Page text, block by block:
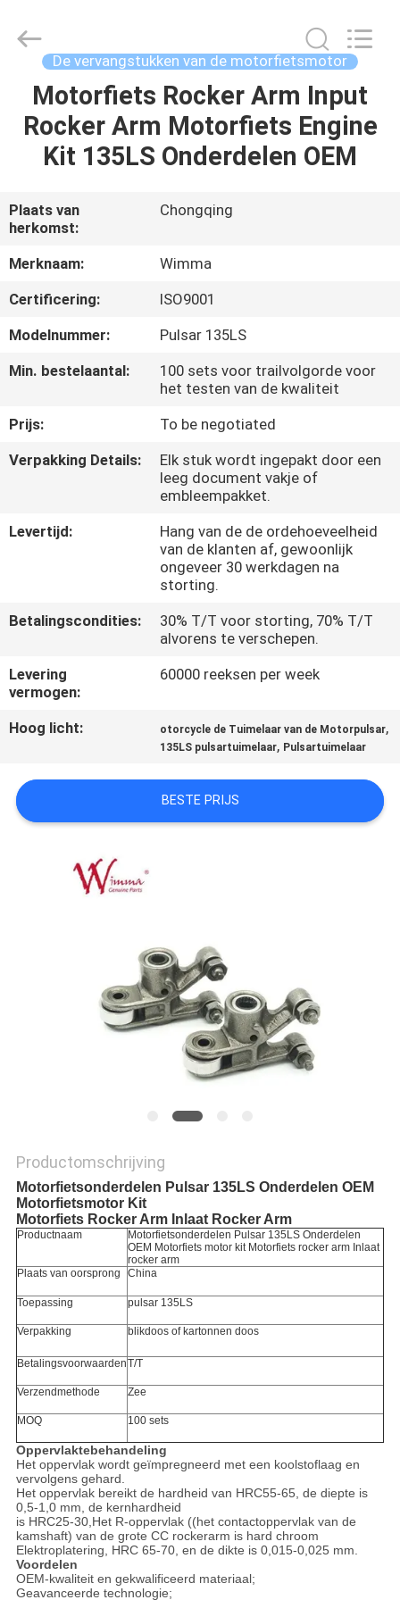
THUIS
PRODUCTEN
VIDEO'S
OVER
ONS
KWALITEITSCONTROLE
NIEUWS
VRAAG
PRIVACYBELEID
Spare
Parts
Reserved.
De vervangstukken van de motorfietsmotor
Motorfiets Rocker Arm Input
Rocker Arm Motorfiets Engine
Kit 135LS Onderdelen OEM
Plaats van
herkomst:
Chongqing
Merknaam:
Wimma
Certificering:
ISO9001
Modelnummer:
Pulsar 135LS
Min. bestelaantal:
100 sets voor trailvolgorde voor
het testen van de kwaliteit
Prijs:
To be negotiated
Verpakking Details:
Elk stuk wordt ingepakt door een
leeg document vakje of
embleempakket.
Levertijd:
Hang van de de ordehoeveelheid
van de klanten af, gewoonlijk
ongeveer 30 werkdagen na
storting.
Betalingscondities:
30% T/T voor storting, 70% T/T
alvorens te verschepen.
Levering
vermogen:
60000 reeksen per week
Hoog licht: otorcycle de Tuimelaar van de Motorpulsar,
135LS pulsartuimelaar, Pulsartuimelaar
BESTE PRIJS
Productomschrijving
Motorfietsonderdelen Pulsar 135LS Onderdelen OEM
Motorfietsmotor Kit
Motorfiets Rocker Arm Inlaat Rocker Arm
Productnaam
Motorfietsonderdelen Pulsar 135LS Onderdelen
OEM Motorfiets motor kit Motorfiets rocker arm Inlaat
rocker arm
Plaats van oorsprong
China
Toepassing pulsar 135LS
Verpakking blikdoos of kartonnen doos
BetalingsvoorwaardenT/T
Verzendmethode Zee
MOQ 100 sets
Oppervlaktebehandeling
Het oppervlak wordt geïmpregneerd met een koolstoflaag en
vervolgens gehard.
Het oppervlak bereikt de hardheid van HRC55-65, de diepte is
0,5-1,0 mm, de kernhardheid
is HRC25-30,Het R-oppervlak ((het contactoppervlak van de
kamshaft) van de grote CC rockerarm is hard chroom
Elektroplatering, HRC 65-70, en de dikte is 0,015-0,025 mm.
Voordelen
OEM-kwaliteit en gekwalificeerd materiaal;
Geavanceerde technologie;